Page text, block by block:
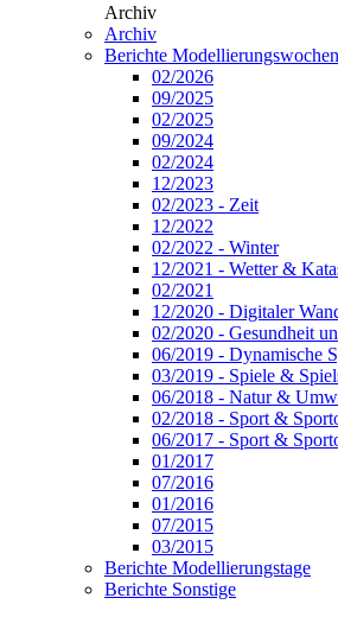
Archiv
Archiv
Berichte Modellierungswochen
02/2026
09/2025
02/2025
09/2024
02/2024
12/2023
02/2023 - Zeit
12/2022
02/2022 - Winter
12/2021 - Wetter &
02/2021
12/2020 - Digitaler
02/2020 - Gesundheit
06/2019 - Dynamische
03/2019 - Spiele &
06/2018 - Natur &
02/2018 - Sport &
06/2017 - Sport &
01/2017
07/2016
01/2016
07/2015
03/2015
Berichte Modellierungstage
Berichte Sonstige